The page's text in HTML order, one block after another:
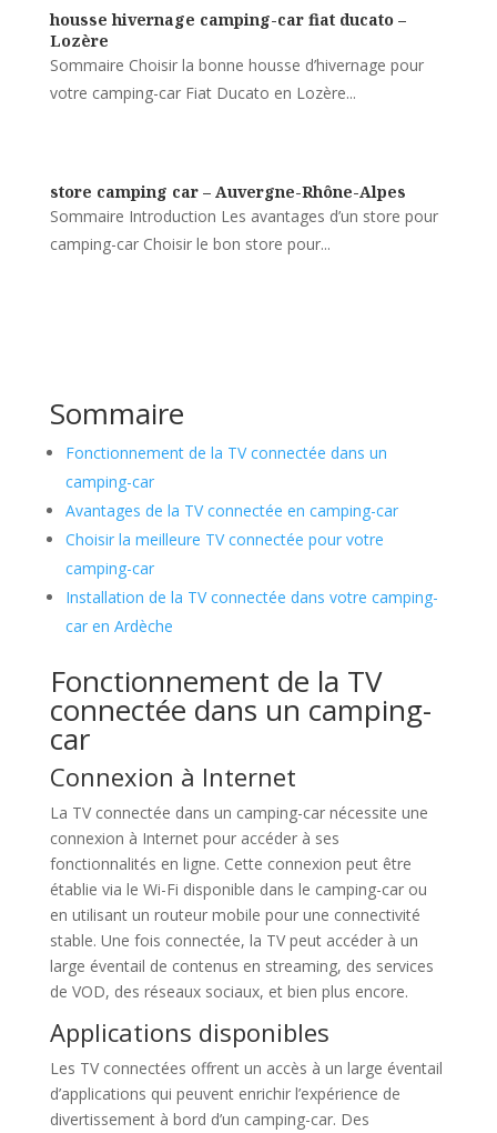
housse hivernage camping-car fiat ducato –
Lozère
Sommaire Choisir la bonne housse d’hivernage pour
votre camping-car Fiat Ducato en Lozère...
store camping car – Auvergne-Rhône-Alpes
Sommaire Introduction Les avantages d’un store pour
camping-car Choisir le bon store pour...
Sommaire
Fonctionnement de la TV connectée dans un
camping-car
Avantages de la TV connectée en camping-car
Choisir la meilleure TV connectée pour votre
camping-car
Installation de la TV connectée dans votre camping-
car en Ardèche
Fonctionnement de la TV
connectée dans un camping-
car
Connexion à Internet
La TV connectée dans un camping-car nécessite une
connexion à Internet pour accéder à ses
fonctionnalités en ligne. Cette connexion peut être
établie via le Wi-Fi disponible dans le camping-car ou
en utilisant un routeur mobile pour une connectivité
stable. Une fois connectée, la TV peut accéder à un
large éventail de contenus en streaming, des services
de VOD, des réseaux sociaux, et bien plus encore.
Applications disponibles
Les TV connectées offrent un accès à un large éventail
d’applications qui peuvent enrichir l’expérience de
divertissement à bord d’un camping-car. Des